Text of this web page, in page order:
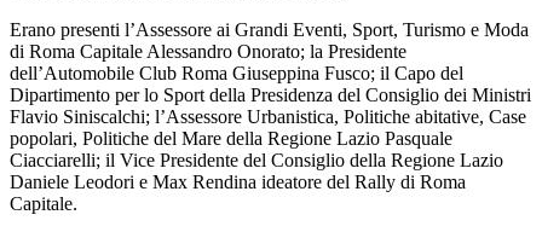
Erano presenti l’Assessore ai Grandi Eventi, Sport, Turismo e Moda
di Roma Capitale Alessandro Onorato; la Presidente
dell’Automobile Club Roma Giuseppina Fusco; il Capo del
Dipartimento per lo Sport della Presidenza del Consiglio dei Ministri
Flavio Siniscalchi; l’Assessore Urbanistica, Politiche abitative, Case
popolari, Politiche del Mare della Regione Lazio Pasquale
Ciacciarelli; il Vice Presidente del Consiglio della Regione Lazio
Daniele Leodori e Max Rendina ideatore del Rally di Roma
Capitale.